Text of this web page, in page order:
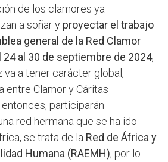
de los clamores ya
a soñar y proyectar el trabajo
general de la Red Clamor
24 al 30 de septiembre de 2024,
va a tener carácter global,
entre Clamor y Cáritas
participarán
red hermana que se ha ido
se trata de la Red de África y
Humana (RAEMH), por lo